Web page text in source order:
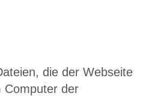
die der Webseite
Computer der